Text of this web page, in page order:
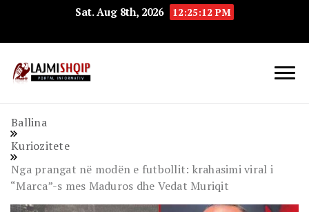
Sat. Aug 8th, 2026 12:25:13 PM
Ballina
Kuriozitete
Nga prangat në modën e futbollit: krahasimi viral i
“Marca”-s mes Maduros dhe Vedat Muriqit